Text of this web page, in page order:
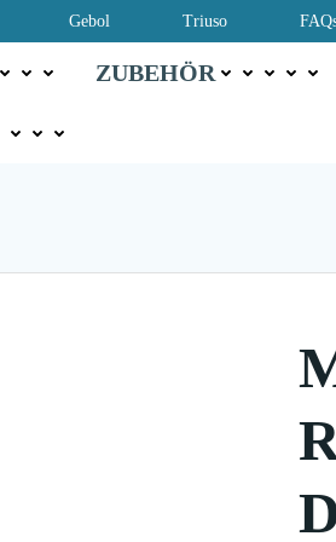
Gebol Triuso
ZUBEHÖR